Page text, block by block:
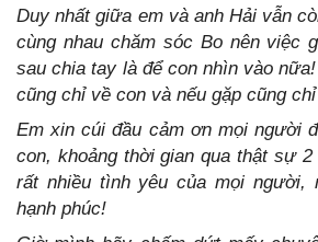
Duy nhất giữa em và anh Hải vẫn
cùng nhau chăm sóc Bo nên việc
sau chia tay là để con nhìn vào
cũng chỉ về con và nếu gặp cũng
Em xin cúi đầu cảm ơn mọi người
con, khoảng thời gian qua thật sự
rất nhiều tình yêu của mọi người,
hạnh phúc!